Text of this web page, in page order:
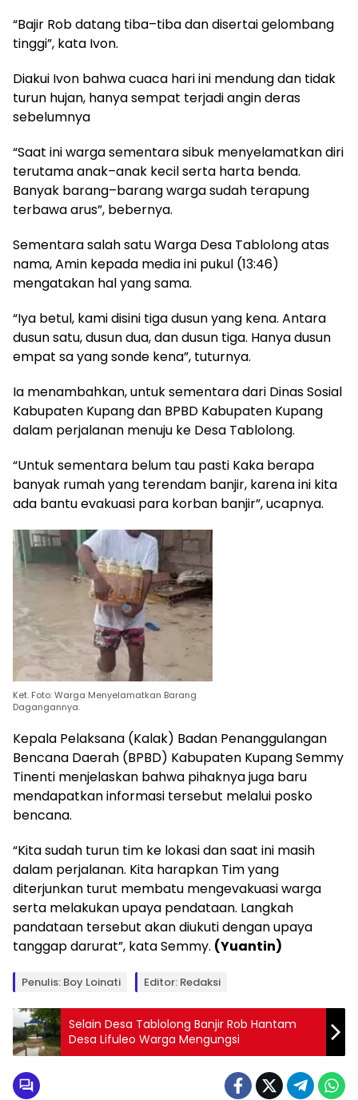
“Bajir Rob datang tiba–tiba dan disertai gelombang
tinggi”, kata Ivon.
Diakui Ivon bahwa cuaca hari ini mendung dan tidak
turun hujan, hanya sempat terjadi angin deras
sebelumnya
“Saat ini warga sementara sibuk menyelamatkan diri
terutama anak–anak kecil serta harta benda.
Banyak barang–barang warga sudah terapung
terbawa arus”, bebernya.
Sementara salah satu Warga Desa Tablolong atas
nama, Amin kepada media ini pukul (13:46)
mengatakan hal yang sama.
“Iya betul, kami disini tiga dusun yang kena. Antara
dusun satu, dusun dua, dan dusun tiga. Hanya dusun
empat sa yang sonde kena”, tuturnya.
Ia menambahkan, untuk sementara dari Dinas Sosial
Kabupaten Kupang dan BPBD Kabupaten Kupang
dalam perjalanan menuju ke Desa Tablolong.
“Untuk sementara belum tau pasti Kaka berapa
banyak rumah yang terendam banjir, karena ini kita
ada bantu evakuasi para korban banjir”, ucapnya.
Ket. Foto: Warga Menyelamatkan Barang
Dagangannya.
Kepala Pelaksana (Kalak) Badan Penanggulangan
Bencana Daerah (BPBD) Kabupaten Kupang Semmy
Tinenti menjelaskan bahwa pihaknya juga baru
mendapatkan informasi tersebut melalui posko
bencana.
“Kita sudah turun tim ke lokasi dan saat ini masih
dalam perjalanan. Kita harapkan Tim yang
diterjunkan turut membatu mengevakuasi warga
serta melakukan upaya pendataan. Langkah
pandataan tersebut akan diukuti dengan upaya
tanggap darurat”, kata Semmy. (Yuantin)
Penulis: Boy Loinati Editor: Redaksi
Selain Desa Tablolong Banjir Rob Hantam
Desa Lifuleo Warga Mengungsi